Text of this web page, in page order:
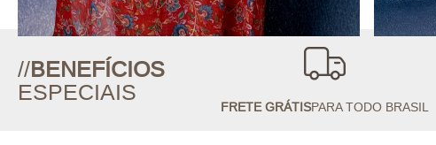
//BENEFÍCIOS
ESPECIAIS
FRETE GRÁTISPARA TODO BRASIL